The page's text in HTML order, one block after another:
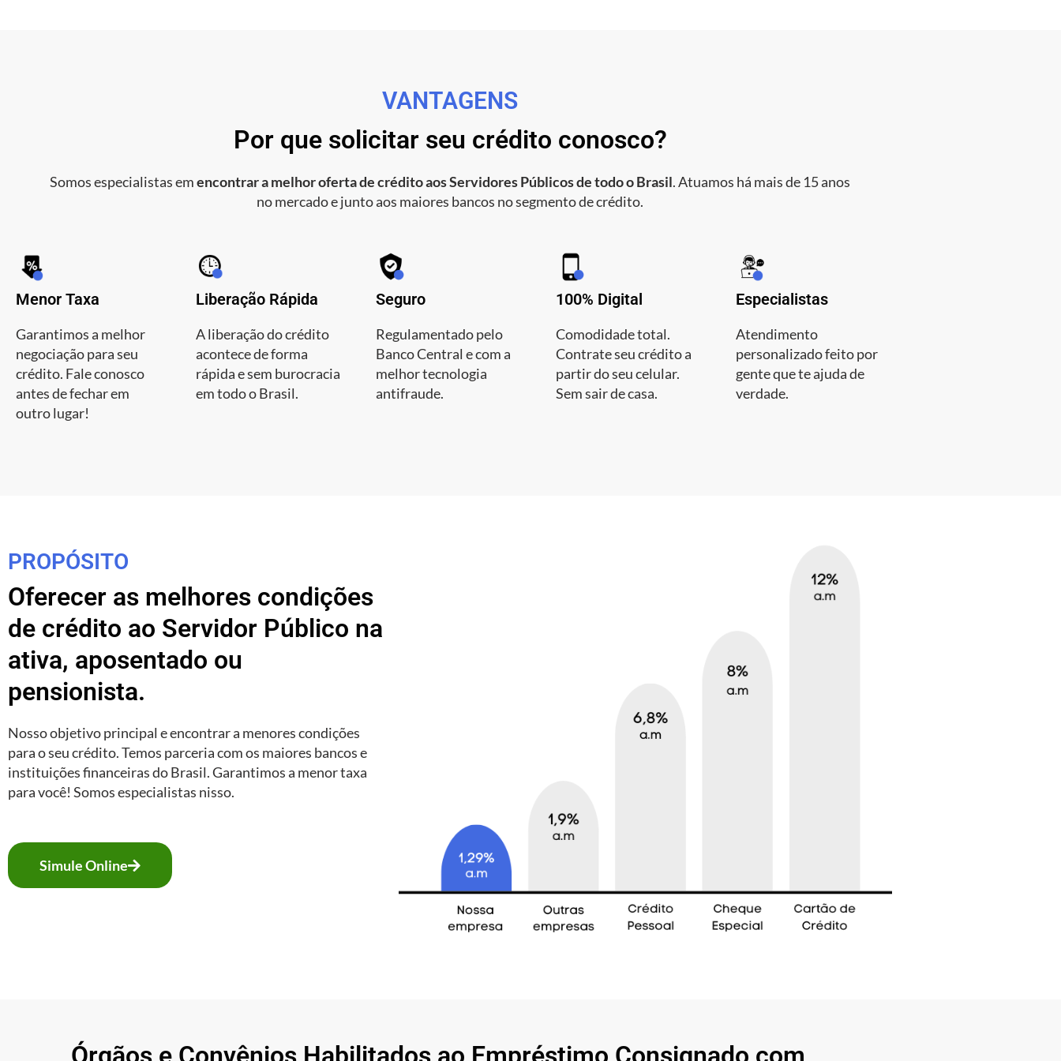
VANTAGENS
Por que solicitar seu crédito conosco?
Somos especialistas emencontrar a melhor oferta de crédito aos Servidores Públicos de todo o Brasil. Atuamos há mais de 15 anos
no mercado e junto aos maiores bancos no segmento de crédito.
Menor Taxa
Garantimos a melhor
negociação para seu
crédito. Fale conosco
antes de fechar em
outro lugar!
Liberação Rápida
A liberação do crédito
acontece de forma
rápida e sem burocracia
em todo o Brasil.
Seguro
Regulamentado pelo
Banco Central e com a
melhor tecnologia
antifraude.
100% Digital
Comodidade total.
Contrate seu crédito a
partir do seu celular.
Sem sair de casa.
Especialistas
Atendimento
personalizado feito por
gente que te ajuda de
verdade.
PROPÓSITO
Oferecer as melhores condições
de crédito ao Servidor Público na
ativa, aposentado ou
pensionista.
Nosso objetivo principal e encontrar a menores condições
para o seu crédito. Temos parceria com os maiores bancos e
instituições financeiras do Brasil. Garantimos a menor taxa
para você! Somos especialistas nisso.
Simule Online